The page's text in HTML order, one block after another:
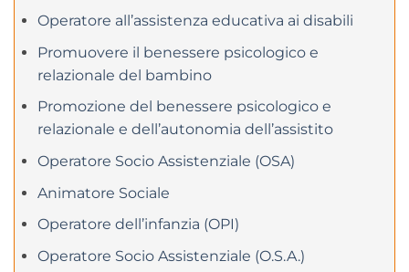
Operatore all’assistenza educativa ai disabili
Promuovere il benessere psicologico e
relazionale del bambino
Promozione del benessere psicologico e
relazionale e dell’autonomia dell’assistito
Operatore Socio Assistenziale (OSA)
Animatore Sociale
Operatore dell’infanzia (OPI)
Operatore Socio Assistenziale (O.S.A.)